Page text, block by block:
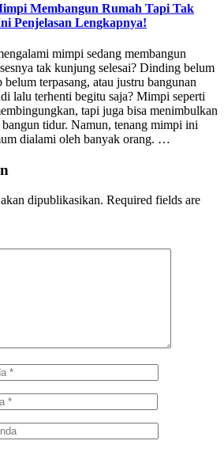
Membangun Rumah Tapi Tak
Penjelasan Lengkapnya!
mimpi sedang membangun
tak kunjung selesai? Dinding belum
terpasang, atau justru bangunan
lalu terhenti begitu saja? Mimpi seperti
tapi juga bisa menimbulkan
bangun tidur. Namun, tenang mimpi ini
dialami oleh banyak orang. …
dipublikasikan. Required fields are